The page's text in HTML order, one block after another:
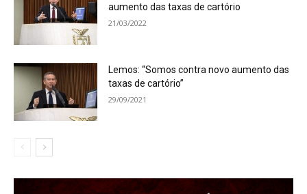
aumento das taxas de cartório
21/03/2022
Lemos: “Somos contra novo aumento das
taxas de cartório”
29/09/2021